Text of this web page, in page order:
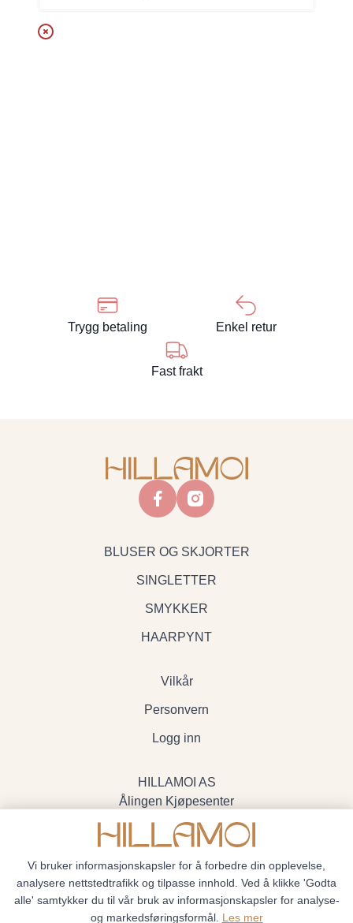
Trygg betaling Enkel retur
Fast frakt
facebookinstagram
BLUSER OG SKJORTER
SINGLETTER
SMYKKER
HAARPYNT
Vilkår
Personvern
Logg inn
HILLAMOI AS
Ålingen Kjøpesenter
Myrenvegen 19, 3570 Ål
- Org.nr. 928705234
Vi bruker informasjonskapsler for å forbedre din opplevelse,
analysere nettstedtrafikk og tilpasse innhold. Ved å klikke 'Godta
alle' samtykker du til vår bruk av informasjonskapsler for analyse-
og markedsføringsformål. Les mer